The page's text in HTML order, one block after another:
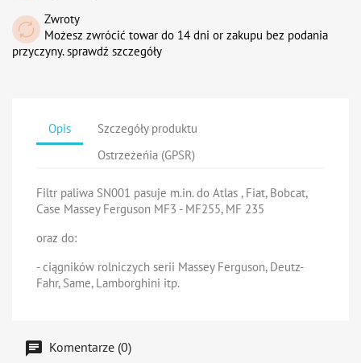
Zwroty
Możesz zwrócić towar do 14 dni or zakupu bez podania
przyczyny. sprawdź szczegóły
Opis
Szczegóły produktu
Ostrzeżeńia (GPSR)
Filtr paliwa SN001 pasuje m.in. do Atlas , Fiat, Bobcat,
Case Massey Ferguson MF3 - MF255, MF 235
oraz do:
- ciągników rolniczych serii Massey Ferguson, Deutz-
Fahr, Same, Lamborghini itp.
Komentarze (0)